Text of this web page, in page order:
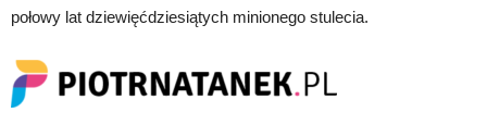
połowy lat dziewięćdziesiątych minionego stulecia.